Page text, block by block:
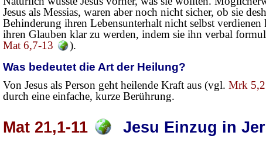
Jesus als Messias, waren aber noch nicht sicher, ob sie
Behinderung ihren Lebensunterhalt nicht selbst
ihren Glauben klar zu werden, indem sie ihn verbal
Mat 6,7-13
).
Was bedeutet die Art der Heilung?
Von Jesus als Person geht heilende Kraft aus (vgl. Mrk
durch eine einfache, kurze Berührung.
Mat 21,1-11 Jesu Einzug in